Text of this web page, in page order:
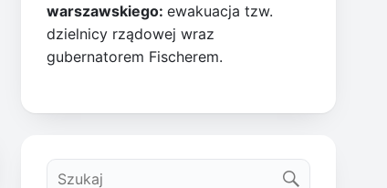
warszawskiego:ewakuacja tzw.
dzielnicy rządowej wraz
gubernatorem Fischerem.